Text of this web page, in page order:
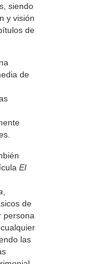
siendo
y visión
de
de
El
de
persona
las